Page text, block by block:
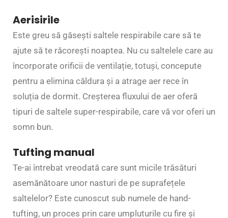
Aerisirile
Este greu să găsești saltele respirabile care să te
ajute să te răcorești noaptea. Nu cu saltelele care au
încorporate orificii de ventilație, totuși, concepute
pentru a elimina căldura și a atrage aer rece în
soluția de dormit. Creșterea fluxului de aer oferă
tipuri de saltele super-respirabile, care vă vor oferi un
somn bun.
Tufting manual
Te-ai întrebat vreodată care sunt micile trăsături
asemănătoare unor nasturi de pe suprafețele
saltelelor? Este cunoscut sub numele de hand-
tufting, un proces prin care umpluturile cu fire și